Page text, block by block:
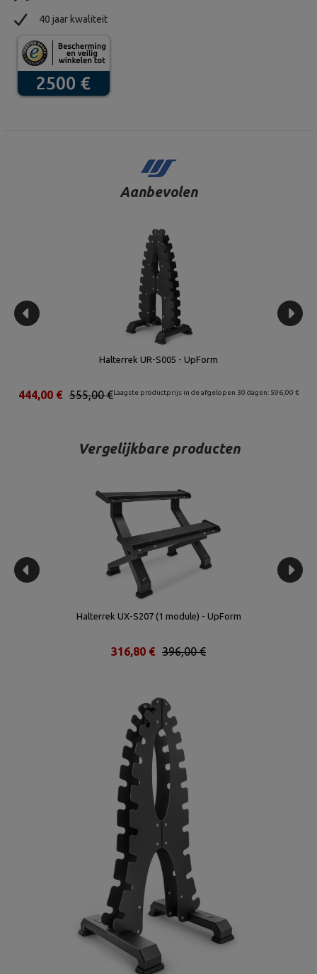
40 jaar kwaliteit
Aanbevolen
Halterrek UR-S005 - UpForm
Laagste productprijs in de afgelopen 30 dagen: 596,00 €
555,00 €
444,00 €
Vergelijkbare producten
Halterrek UX-S207 (1 module) - UpForm
396,00 €
316,80 €